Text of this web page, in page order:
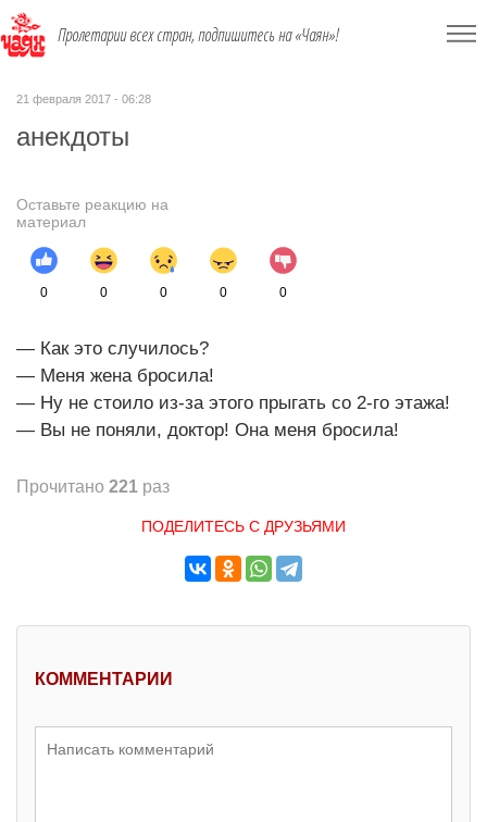
Пролетарии всех стран, подпишитесь на «Чаян»!
21 февраля 2017 - 06:28
анекдоты
Оставьте реакцию на
материал
0 0 0 0 0
— Как это случилось?
— Меня жена бросила!
— Ну не стоило из-за этого прыгать со 2-го этажа!
— Вы не поняли, доктор! Она меня бросила!
Прочитано 221 раз
ПОДЕЛИТЕСЬ С ДРУЗЬЯМИ
КОММЕНТАРИИ